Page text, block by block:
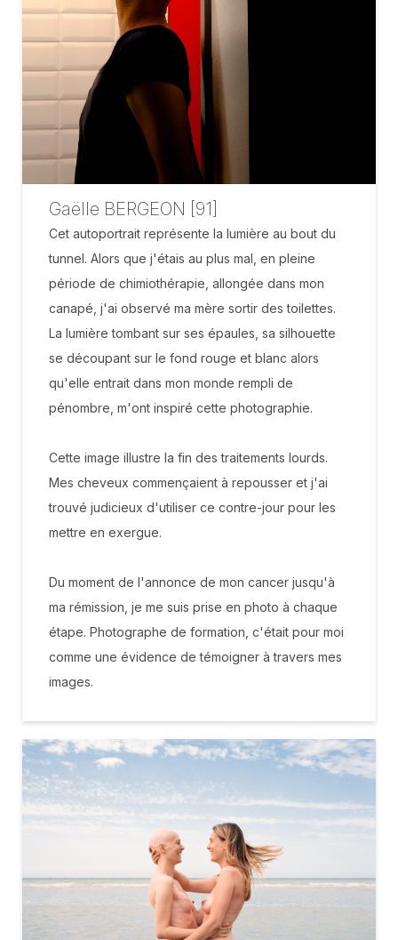
Gaëlle BERGEON [91]
Cet autoportrait représente la lumière au bout du
tunnel. Alors que j'étais au plus mal, en pleine
période de chimiothérapie, allongée dans mon
canapé, j'ai observé ma mère sortir des toilettes.
La lumière tombant sur ses épaules, sa silhouette
se découpant sur le fond rouge et blanc alors
qu'elle entrait dans mon monde rempli de
pénombre, m'ont inspiré cette photographie.
Cette image illustre la fin des traitements lourds.
Mes cheveux commençaient à repousser et j'ai
trouvé judicieux d'utiliser ce contre-jour pour les
mettre en exergue.
Du moment de l'annonce de mon cancer jusqu'à
ma rémission, je me suis prise en photo à chaque
étape. Photographe de formation, c'était pour moi
comme une évidence de témoigner à travers mes
images.